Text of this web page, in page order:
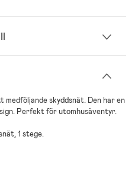
skyddsnät. Den har en
Perfekt för utomhusäventyr.
1 stege.